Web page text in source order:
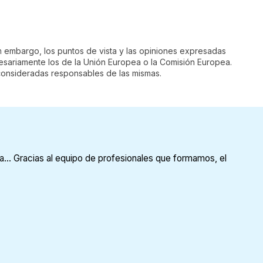
embargo, los puntos de vista y las opiniones expresadas
los de la Unión Europea o la Comisión Europea.
responsables de las mismas.
Gracias al equipo de profesionales que formamos, el